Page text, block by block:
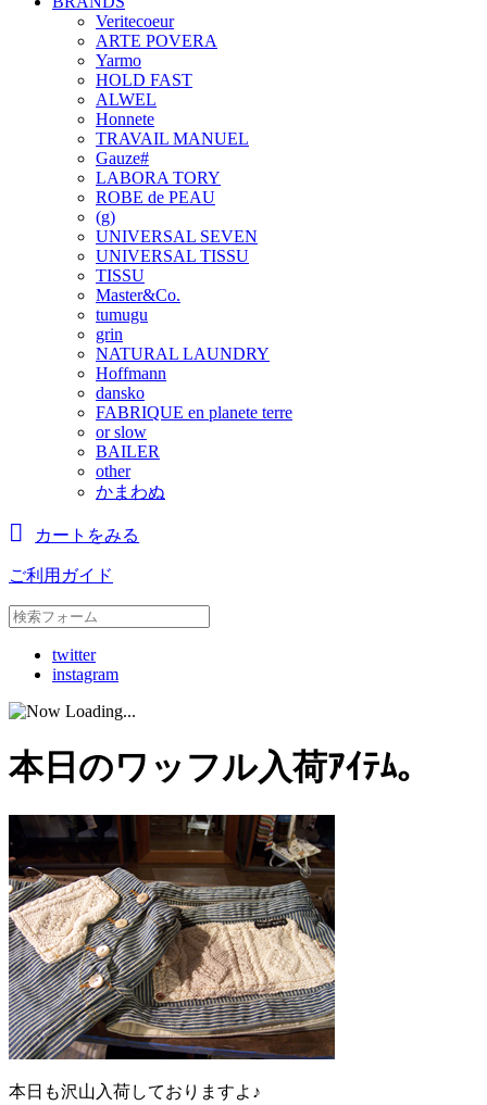
Veritecoeur
ARTE POVERA
Yarmo
HOLD FAST
ALWEL
Honnete
TRAVAIL MANUEL
Gauze#
LABORA TORY
ROBE de PEAU
(g)
UNIVERSAL SEVEN
UNIVERSAL TISSU
TISSU
Master&Co.
tumugu
grin
NATURAL LAUNDRY
Hoffmann
dansko
FABRIQUE en planete terre
or slow
BAILER
other
かまわぬ
カートをみる
ご利用ガイド
twitter
instagram
本日のワッフル入荷ｱｲﾃﾑ。
本日も沢山入荷しておりますよ♪